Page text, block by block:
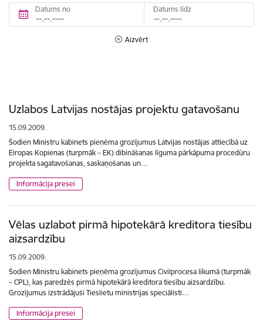
Datums no Datums līdz
Aizvērt
Uzlabos Latvijas nostājas projektu gatavošanu
15.09.2009.
Šodien Ministru kabinets pieņēma grozījumus Latvijas nostājas attiecībā uz
Eiropas Kopienas (turpmāk – EK) dibināšanas līguma pārkāpuma procedūru
projekta sagatavošanas, saskaņošanas un…
Informācija presei
Vēlas uzlabot pirmā hipotekārā kreditora tiesību
aizsardzību
15.09.2009.
Šodien Ministru kabinets pieņēma grozījumus Civilprocesa likumā (turpmāk
– CPL), kas paredzēs pirmā hipotekārā kreditora tiesību aizsardzību.
Grozījumus izstrādājuši Tieslietu ministrijas speciālisti…
Informācija presei